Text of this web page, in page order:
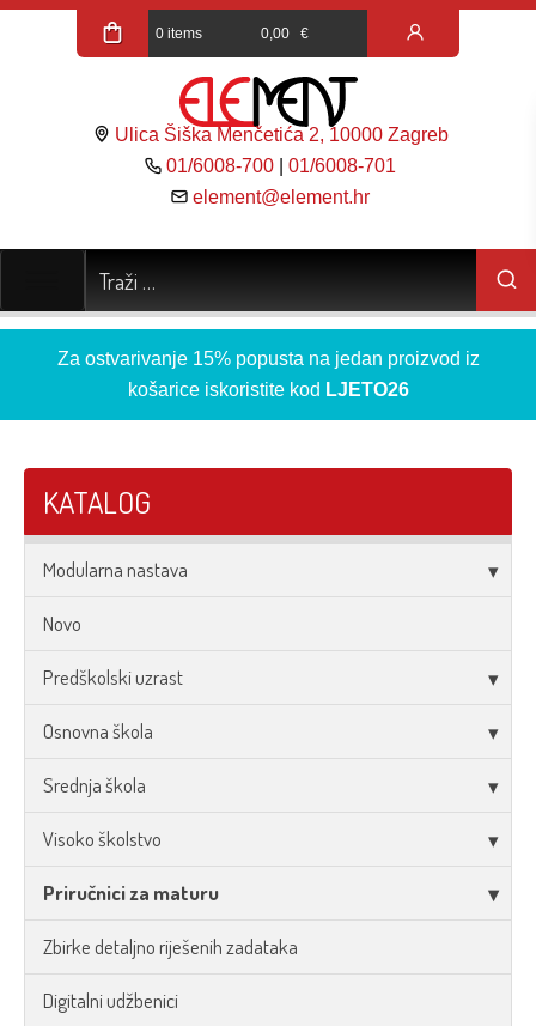
0 items 0,00 €
Ulica Šiška Menčetića 2, 10000 Zagreb
01/6008-700 |01/6008-701
element@element.hr
Za ostvarivanje 15% popusta na jedan proizvod iz
košarice iskoristite kod LJETO26
KATALOG
Modularna nastava
Novo
Predškolski uzrast
Osnovna škola
Srednja škola
Visoko školstvo
Priručnici za maturu
Zbirke detaljno riješenih zadataka
Digitalni udžbenici